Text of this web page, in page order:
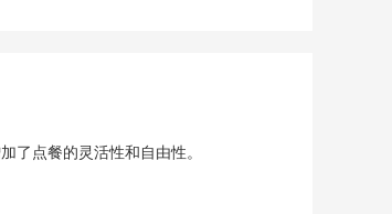
了点餐的灵活性和自由性。